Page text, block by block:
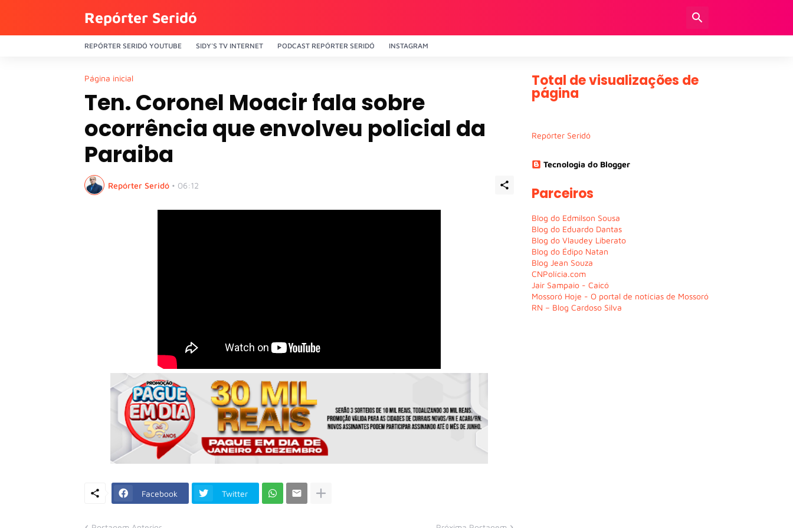
Repórter Seridó
REPÓRTER SERIDÓ YOUTUBE SIDY'S TV INTERNET PODCAST REPÓRTER SERIDÓ INSTAGRAM
Página inicial
Ten. Coronel Moacir fala sobre
ocorrência que envolveu policial da
Paraiba
Repórter Seridó • 06:12
Facebook Twitter
Total de visualizações de
página
Repórter Seridó
Tecnologia do Blogger
Parceiros
Blog do Edmilson Sousa
Blog do Eduardo Dantas
Blog do Vlaudey Liberato
Blog do Édipo Natan
Blog Jean Souza
CNPolícia.com
Jair Sampaio - Caicó
Mossoró Hoje - O portal de notícias de Mossoró
RN – Blog Cardoso Silva